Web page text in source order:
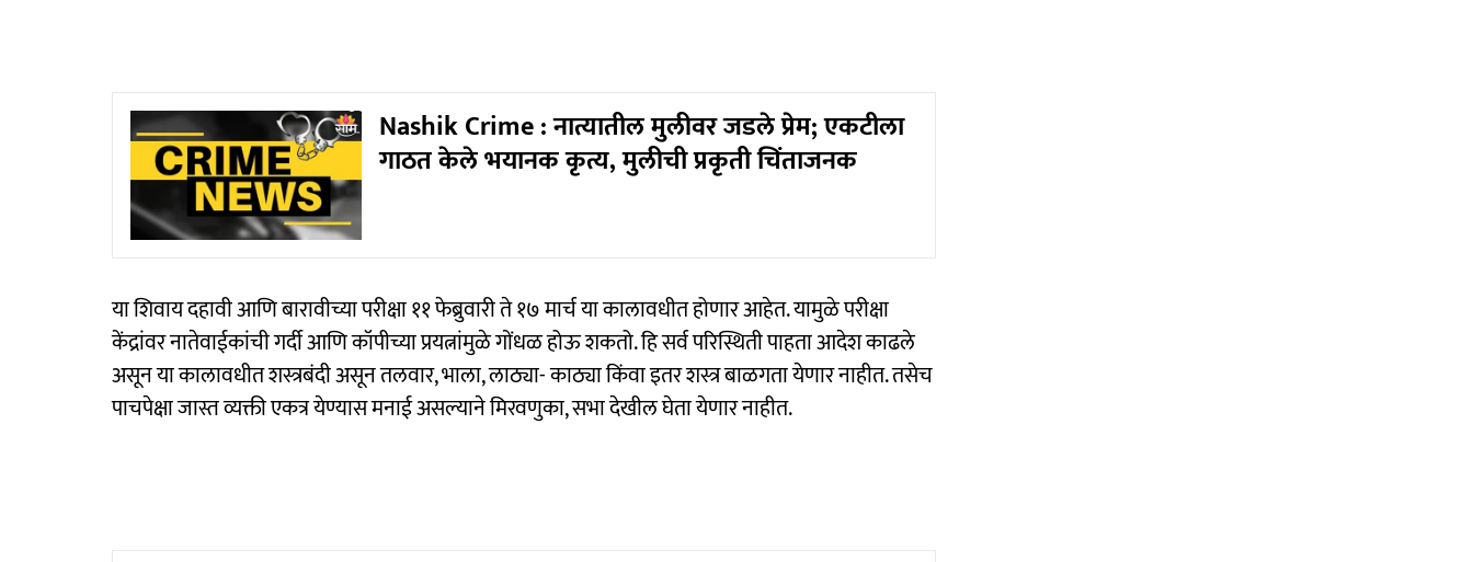
Nashik Crime : नात्यातील मुलीवर जडले प्रेम; एकटीला
गाठत केले भयानक कृत्य, मुलीची प्रकृती चिंताजनक
या शिवाय दहावी आणि बारावीच्या परीक्षा ११ फेब्रुवारी ते १७ मार्च या कालावधीत होणार आहेत. यामुळे परीक्षा
केंद्रांवर नातेवाईकांची गर्दी आणि कॉपीच्या प्रयत्नांमुळे गोंधळ होऊ शकतो. हि सर्व परिस्थिती पाहता आदेश काढले
असून या कालावधीत शस्त्रबंदी असून तलवार, भाला, लाठ्या- काठ्या किंवा इतर शस्त्र बाळगता येणार नाहीत. तसेच
पाचपेक्षा जास्त व्यक्ती एकत्र येण्यास मनाई असल्याने मिरवणुका, सभा देखील घेता येणार नाहीत.